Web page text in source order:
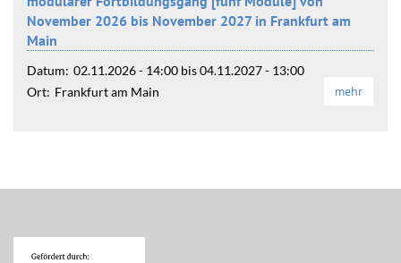
November 2026 bis November 2027 in Frankfurt am
Main
Datum: 02.11.2026 - 14:00 bis04.11.2027 - 13:00
Ort: Frankfurt am Main mehr